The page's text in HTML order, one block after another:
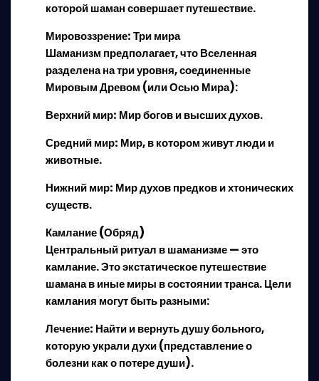
которой шаман совершает путешествие.
Мировоззрение: Три мира
Шаманизм предполагает, что Вселенная
разделена на три уровня, соединенные
Мировым Древом (или Осью Мира):
Верхний мир: Мир богов и высших духов.
Средний мир: Мир, в котором живут люди и
животные.
Нижний мир: Мир духов предков и хтонических
существ.
Камлание (Обряд)
Центральный ритуал в шаманизме — это
камлание. Это экстатическое путешествие
шамана в иные миры в состоянии транса. Цели
камлания могут быть разными:
Лечение: Найти и вернуть душу больного,
которую украли духи (представление о
болезни как о потере души).